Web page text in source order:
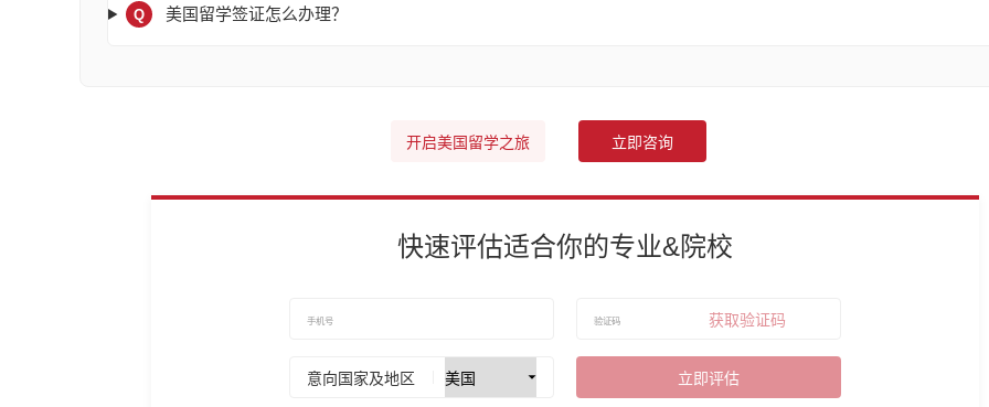
Q 美国留学签证怎么办理？
开启美国留学之旅 立即咨询
快速评估适合你的专业&院校
获取验证码
意向国家及地区 立即评估